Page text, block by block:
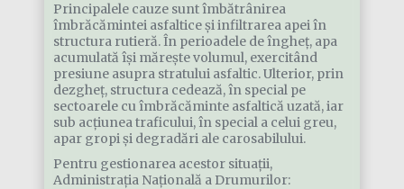
Principalele cauze sunt îmbătrânirea
îmbrăcămintei asfaltice și infiltrarea apei în
structura rutieră. În perioadele de îngheț, apa
acumulată își mărește volumul, exercitând
presiune asupra stratului asfaltic. Ulterior, prin
dezgheț, structura cedează, în special pe
sectoarele cu îmbrăcăminte asfaltică uzată, iar
sub acțiunea traficului, în special a celui greu,
apar gropi și degradări ale carosabilului.
Pentru gestionarea acestor situații,
Administrația Națională a Drumurilor: